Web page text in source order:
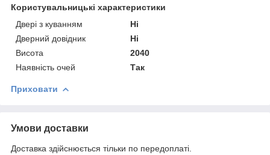
Користувальницькі характеристики
Двері з куванням
Ні
Дверний довідник
Ні
Висота
2040
Наявність очей
Так
Приховати
Умови доставки
Доставка здійснюється тільки по передоплаті.